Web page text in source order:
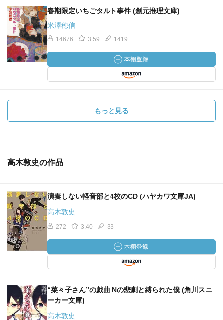
春期限定いちごタルト事件 (創元推理文庫)
米澤穂信
14676 3.59 1419
もっと見る
高木敦史の作品
演奏しない軽音部と4枚のCD (ハヤカワ文庫JA)
高木敦史
272 3.40 33
“菜々子さん”の戯曲 Nの悲劇と縛られた僕 (角川スニ
ーカー文庫)
高木敦史